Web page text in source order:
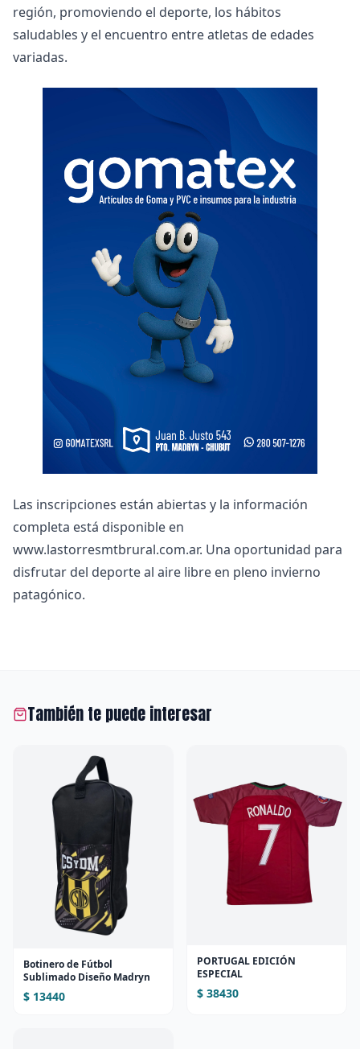
región, promoviendo el deporte, los hábitos
saludables y el encuentro entre atletas de edades
variadas.
Las inscripciones están abiertas y la información
completa está disponible en
www.lastorresmtbrural.com.ar. Una oportunidad para
disfrutar del deporte al aire libre en pleno invierno
patagónico.
También te puede interesar
Botinero de Fútbol
Sublimado Diseño Madryn
$ 13440
PORTUGAL EDICIÓN
ESPECIAL
$ 38430